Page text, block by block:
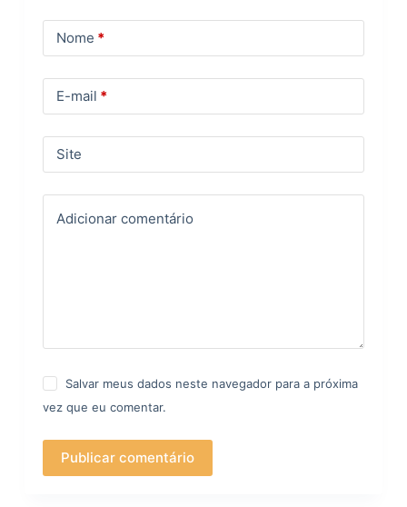
Nome *
E-mail *
Site
Adicionar comentário
Salvar meus dados neste navegador para a próxima
vez que eu comentar.
Publicar comentário